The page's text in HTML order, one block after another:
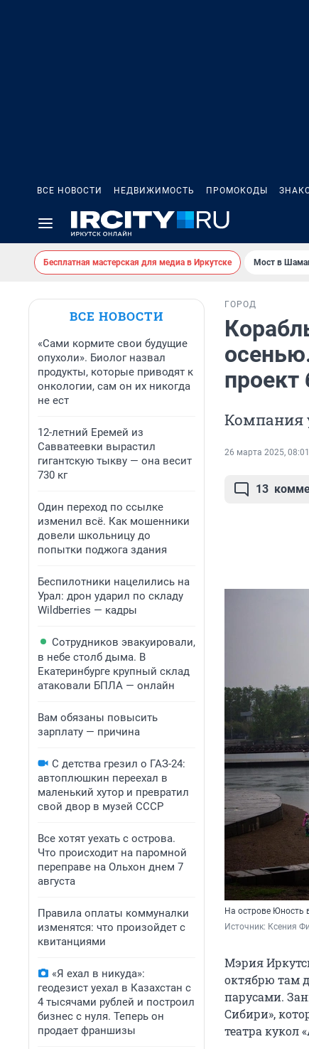
ВСЕ НОВОСТИ НЕДВИЖИМОСТЬ ПРОМОКОДЫ
Бесплатная мастерская для медиа в Иркутске Мост в
ВСЕ НОВОСТИ
«Сами кормите свои будущие
опухоли». Биолог назвал
продукты, которые приводят к
онкологии, сам он их никогда
не ест
12-летний Еремей из
Савватеевки вырастил
гигантскую тыкву — она весит
730 кг
Один переход по ссылке
изменил всё. Как мошенники
довели школьницу до
попытки поджога здания
Беспилотники нацелились на
Урал: дрон ударил по складу
Wildberries — кадры
Сотрудников эвакуировали,
в небе столб дыма. В
Екатеринбурге крупный склад
атаковали БПЛА — онлайн
Вам обязаны повысить
зарплату — причина
С детства грезил о ГАЗ-24:
автоплюшкин переехал в
маленький хутор и превратил
свой двор в музей СССР
Все хотят уехать с острова.
Что происходит на паромной
переправе на Ольхон днем 7
августа
Правила оплаты коммуналки
изменятся: что произойдет с
квитанциями
«Я ехал в никуда»:
геодезист уехал в Казахстан с
4 тысячами рублей и построил
бизнес с нуля. Теперь он
продает франшизы
ГОРОД
проект
Компания
26 марта 2025, 08:01
13
На острове Юность
Источник: Ксения
Мэрия
октябрю там
парусами.
Сибири»,
театра кукол